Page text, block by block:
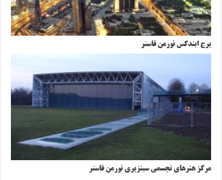
برج ایندکس نورمن فاستر
مرکز هنرهای تجسمی سینزبری نورمن فاستر